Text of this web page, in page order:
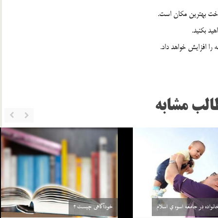
بهترين مكان است.
بكنيد.
افزايش خواهد داد.
مشابه
بلوغ در دختران